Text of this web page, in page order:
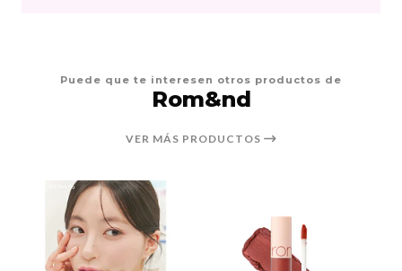
Puede que te interesen otros productos de
Rom&nd
VER MÁS PRODUCTOS